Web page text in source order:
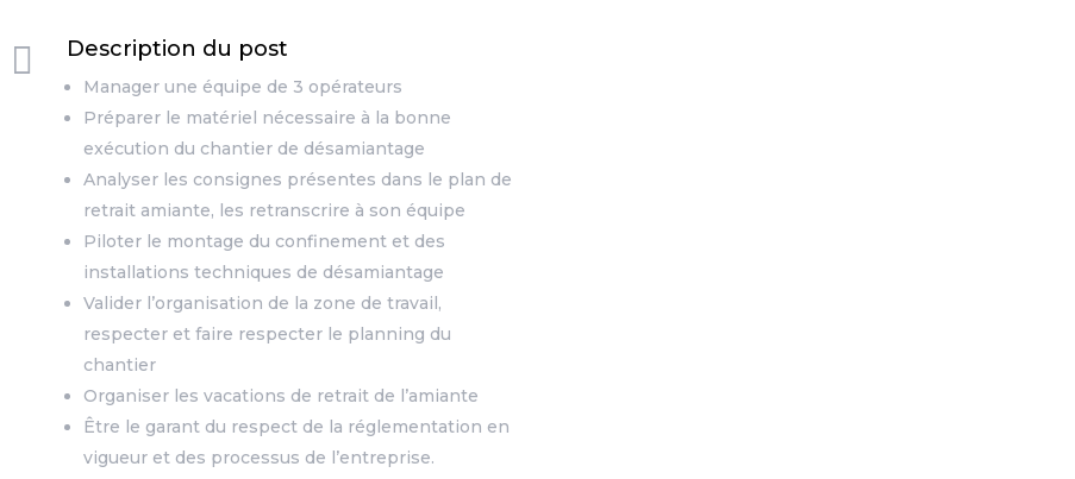
 Description du post
Manager une équipe de 3 opérateurs
Préparer le matériel nécessaire à la bonne
exécution du chantier de désamiantage
Analyser les consignes présentes dans le plan de
retrait amiante, les retranscrire à son équipe
Piloter le montage du confinement et des
installations techniques de désamiantage
Valider l’organisation de la zone de travail,
respecter et faire respecter le planning du
chantier
Organiser les vacations de retrait de l’amiante
Être le garant du respect de la réglementation en
vigueur et des processus de l’entreprise.